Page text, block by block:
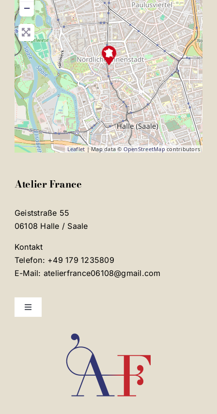
−
Leaflet | Map data © OpenStreetMap contributors
Atelier France
Geiststraße 55
06108 Halle / Saale
Kontakt
Telefon: +49 179 1235809
E-Mail: atelierfrance06108@gmail.com
Toggle
Mentions légales